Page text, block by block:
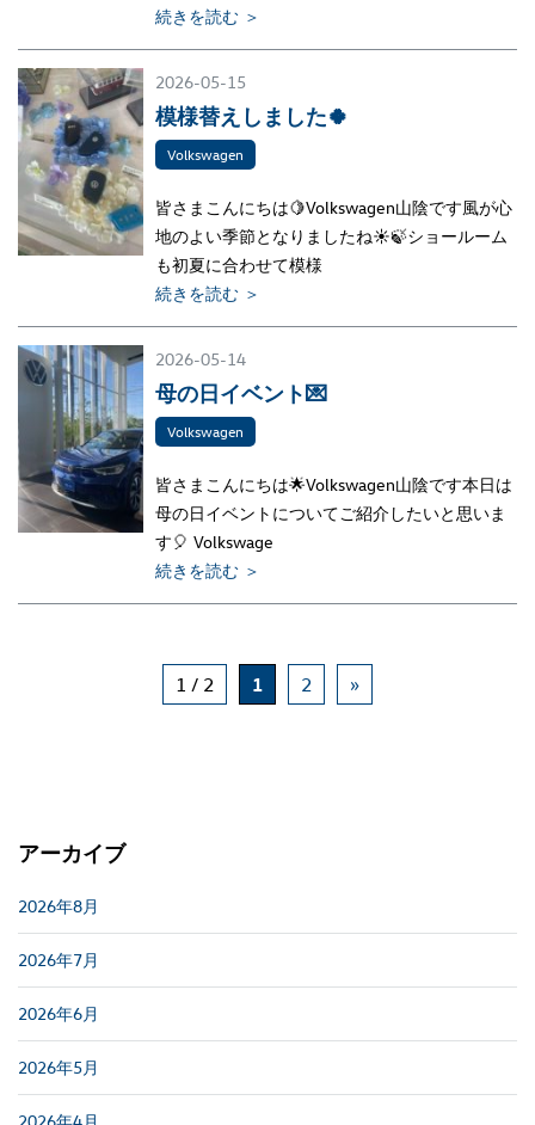
続きを読む ＞
2026-05-15
模様替えしました🍀
Volkswagen
皆さまこんにちは🍋Volkswagen山陰です風が心
地のよい季節となりましたね☀🍃ショールーム
も初夏に合わせて模様
続きを読む ＞
2026-05-14
母の日イベント💌
Volkswagen
皆さまこんにちは🌟Volkswagen山陰です本日は
母の日イベントについてご紹介したいと思いま
す🎈 Volkswage
続きを読む ＞
1 / 2 1 2 »
アーカイブ
2026年8月
2026年7月
2026年6月
2026年5月